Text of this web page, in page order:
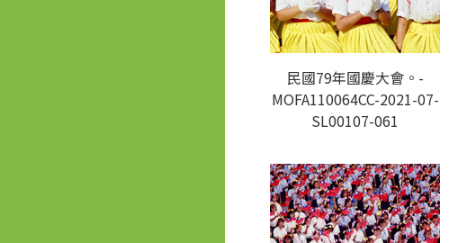
民國79年國慶大會。-
MOFA110064CC-2021-07-
SL00107-061